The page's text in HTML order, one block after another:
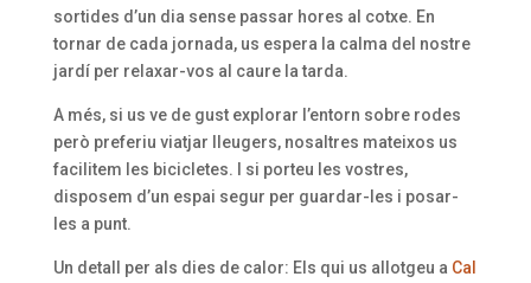
sortides d’un dia sense passar hores al cotxe. En
tornar de cada jornada, us espera la calma del nostre
jardí per relaxar-vos al caure la tarda.
A més, si us ve de gust explorar l’entorn sobre rodes
però preferiu viatjar lleugers, nosaltres mateixos us
facilitem les bicicletes. I si porteu les vostres,
disposem d’un espai segur per guardar-les i posar-
les a punt.
Un detall per als dies de calor: Els qui us allotgeu a Cal